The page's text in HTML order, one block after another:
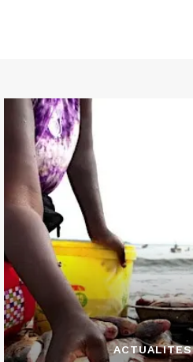
ACTUALITES